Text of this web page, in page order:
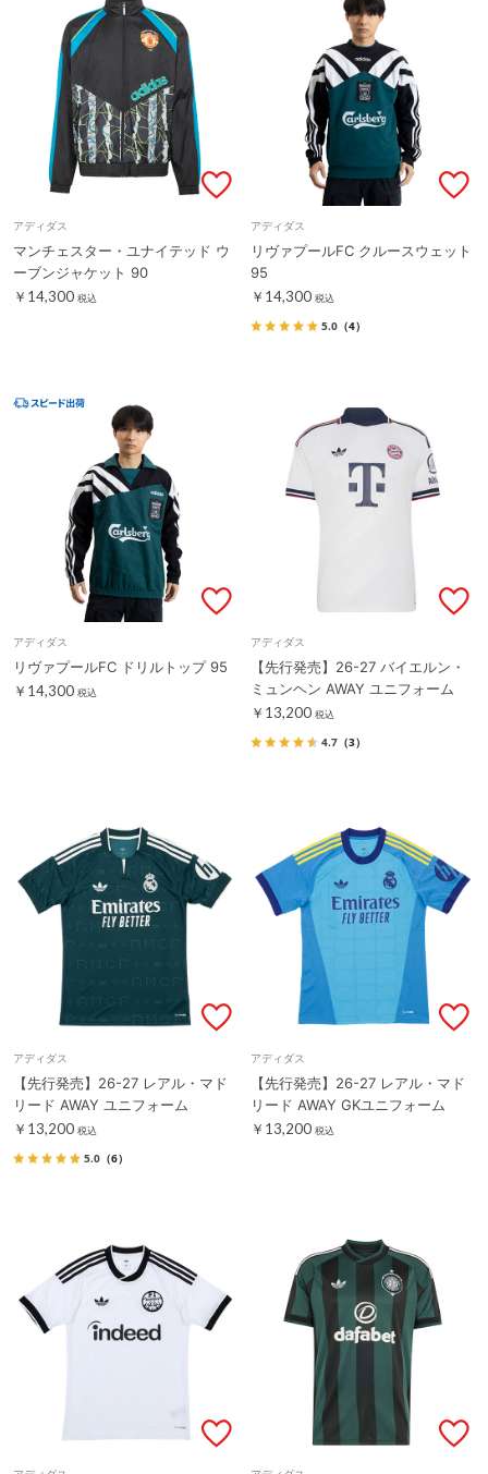
アディダス
マンチェスター・ユナイテッド ウ
ーブンジャケット 90
￥14,300 税込
アディダス
リヴァプールFC クルースウェット
95
￥14,300 税込
5.0 （4）
アディダス
リヴァプールFC ドリルトップ 95
￥14,300 税込
アディダス
【先行発売】26-27 バイエルン・
ミュンヘン AWAY ユニフォーム
￥13,200 税込
4.7 （3）
アディダス
【先行発売】26-27 レアル・マド
リード AWAY ユニフォーム
￥13,200 税込
5.0 （6）
アディダス
【先行発売】26-27 レアル・マド
リード AWAY GKユニフォーム
￥13,200 税込